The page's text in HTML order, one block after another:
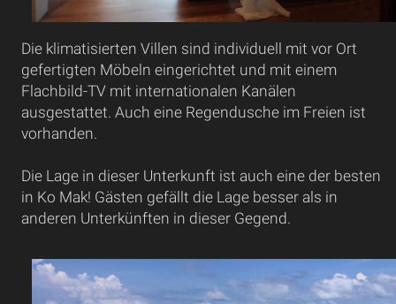
Die klimatisierten Villen sind individuell mit vor Ort
gefertigten Möbeln eingerichtet und mit einem
Flachbild-TV mit internationalen Kanälen
ausgestattet. Auch eine Regendusche im Freien ist
vorhanden.
Die Lage in dieser Unterkunft ist auch eine der besten
in Ko Mak! Gästen gefällt die Lage besser als in
anderen Unterkünften in dieser Gegend.